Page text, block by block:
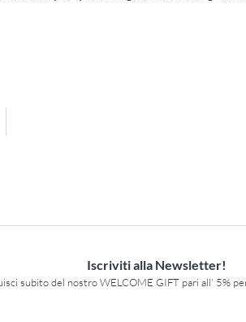
Iscriviti alla Newsletter!
subito del nostro WELCOME GIFT pari all' 5%